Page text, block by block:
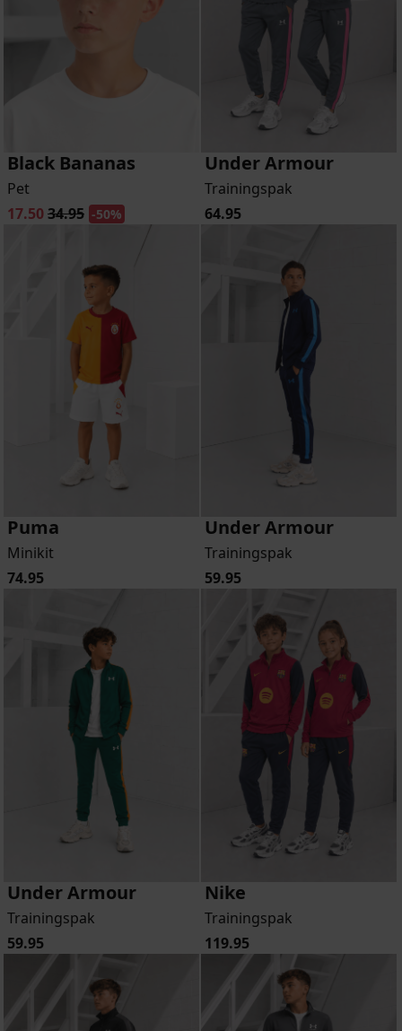
Black Bananas
Pet
17.5034.95 -50%
Under Armour
Trainingspak
64.95
Puma
Minikit
74.95
Under Armour
Trainingspak
59.95
Under Armour
Trainingspak
59.95
Nike
Trainingspak
119.95